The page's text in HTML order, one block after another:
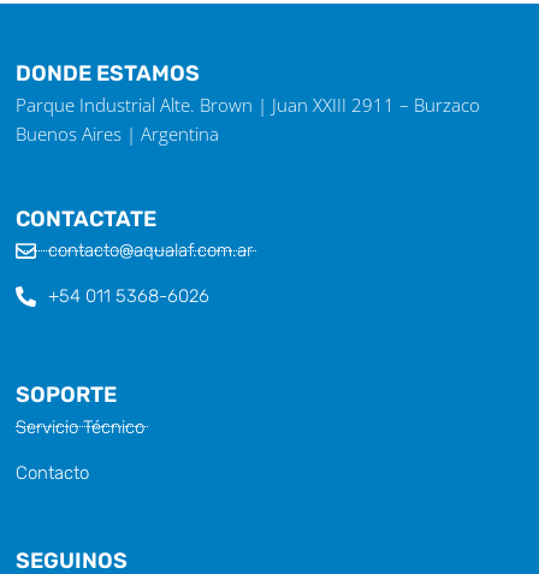
DONDE ESTAMOS
Parque Industrial Alte. Brown | Juan XXIII 2911 – Burzaco
Buenos Aires | Argentina
CONTACTATE
contacto@aqualaf.com.ar
+54 011 5368-6026
SOPORTE
Servicio Técnico
Contacto
SEGUINOS